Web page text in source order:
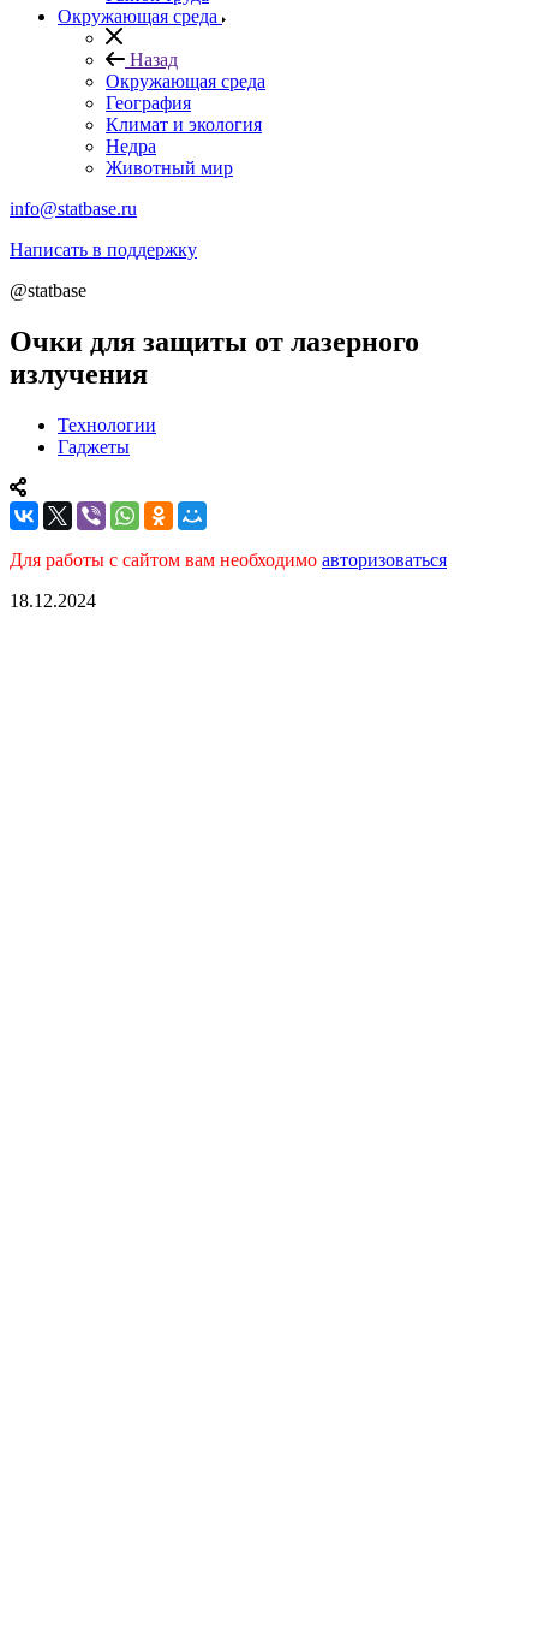
Окружающая среда
Назад
Окружающая среда
География
Климат и экология
Недра
Животный мир
info@statbase.ru
Написать в поддержку
@statbase
Очки для защиты от лазерного
излучения
Технологии
Гаджеты
Для работы с сайтом вам необходимо авторизоваться
18.12.2024